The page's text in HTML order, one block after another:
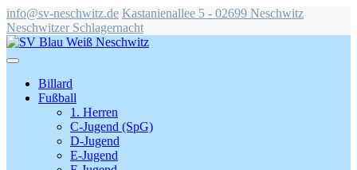
info@sv-neschwitz.de Kastanienallee 5 - 02699 Neschwitz
Neschwitzer Schlagernacht
Billard
Fußball
1. Herren
C-Jugend (SpG)
D-Jugend
E-Jugend